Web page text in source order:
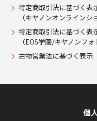
特定商取引法に基づく表
（キヤノンオンラインシ
特定商取引法に基づく表
（EOS学園/キヤノンフォ
古物営業法に基づく表示
個